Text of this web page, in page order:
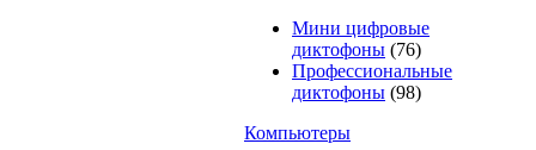
Мини цифровые
диктофоны (76)
Профессиональные
диктофоны (98)
Компьютеры